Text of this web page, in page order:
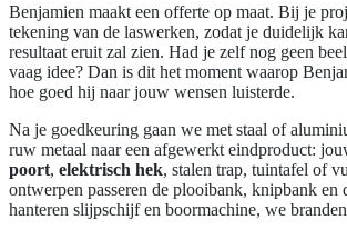
Benjamien maakt een offerte op maat. Bij je
tekening van de laswerken, zodat je duidelijk
resultaat eruit zal zien. Had je zelf nog geen
vaag idee? Dan is dit het moment waarop
hoe goed hij naar jouw wensen luisterde.
Na je goedkeuring gaan we met staal of
ruw metaal naar een afgewerkt eindproduct:
poort, elektrisch hek, stalen trap, tuintafel of
ontwerpen passeren de plooibank, knipbank en
hanteren slijpschijf en boormachine, we